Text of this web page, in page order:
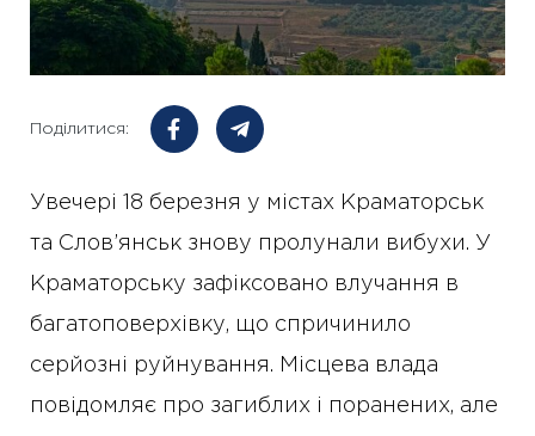
Поділитися:
Увечері 18 березня у містах Краматорськ
та Слов’янськ знову пролунали вибухи. У
Краматорську зафіксовано влучання в
багатоповерхівку, що спричинило
серйозні руйнування. Місцева влада
повідомляє про загиблих і поранених, але